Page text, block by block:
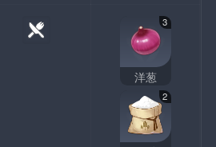
3
洋葱
2